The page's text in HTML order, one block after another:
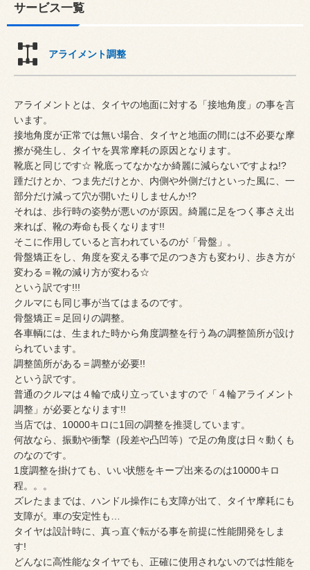
サービス一覧
アライメント調整
アライメントとは、タイヤの地面に対する「接地角度」の事を言
います。
接地角度が正常では無い場合、タイヤと地面の間には不必要な摩
擦が発生し、タイヤを異常摩耗の原因となります。
靴底と同じです☆ 靴底ってなかなか綺麗に減らないですよね!?
踵だけとか、つま先だけとか、内側や外側だけといった風に、一
部分だけ減って穴が開いたりしませんか!?
それは、歩行時の姿勢が悪いのが原因。綺麗に足をつく事さえ出
来れば、靴の寿命も長くなります!!
そこに作用していると言われているのが「骨盤」。
骨盤矯正をし、角度を変える事で足のつき方も変わり、歩き方が
変わる＝靴の減り方が変わる☆
という訳です!!!
クルマにも同じ事が当てはまるのです。
骨盤矯正＝足回りの調整。
各車輌には、生まれた時から角度調整を行う為の調整箇所が設け
られています。
調整箇所がある＝調整が必要!!
という訳です。
普通のクルマは４輪で成り立っていますので「４輪アライメント
調整」が必要となります!!
当店では、10000キロに1回の調整を推奨しています。
何故なら、振動や衝撃（段差や凸凹等）で足の角度は日々動くも
のなのです。
1度調整を掛けても、いい状態をキープ出来るのは10000キロ
程。。。
ズレたままでは、ハンドル操作にも支障が出て、タイヤ摩耗にも
支障が。車の安定性も…
タイヤは設計時に、真っ直ぐ転がる事を前提に性能開発をしま
す!
どんなに高性能なタイヤでも、正確に使用されないのでは性能を